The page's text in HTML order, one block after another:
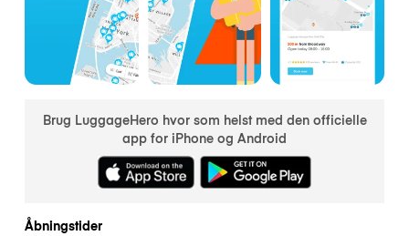
Brug LuggageHero hvor som helst med den officielle
app for iPhone og Android
Åbningstider